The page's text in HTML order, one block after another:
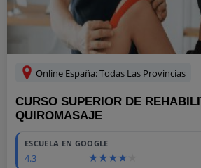
Online España: Todas Las Provincias
CURSO SUPERIOR DE
QUIROMASAJE
ESCUELA EN GOOGLE
4.3